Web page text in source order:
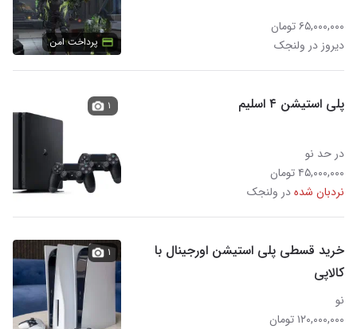
۶۵,۰۰۰,۰۰۰ تومان
دیروز در ولنجک
پرداخت امن
پلی استیشن ۴ اسلیم
در حد نو
۴۵,۰۰۰,۰۰۰ تومان
نردبان شدهدر ولنجک
۱
خرید قسطی پلی استیشن اورجینال با
کالاپی
نو
۱۲۰,۰۰۰,۰۰۰ تومان
۱